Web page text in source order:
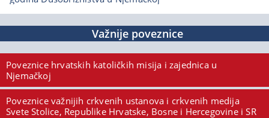
Važnije poveznice
Poveznice hrvatskih katoličkih misija i zajednica u
Njemačkoj
Poveznice važnijih crkvenih ustanova i crkvenih medija
Svete Stolice, Republike Hrvatske, Bosne i Hercegovine i SR